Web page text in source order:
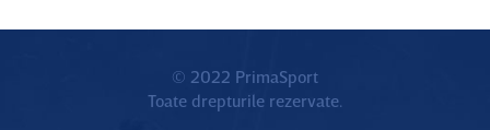
© 2022 PrimaSport
Toate drepturile rezervate.